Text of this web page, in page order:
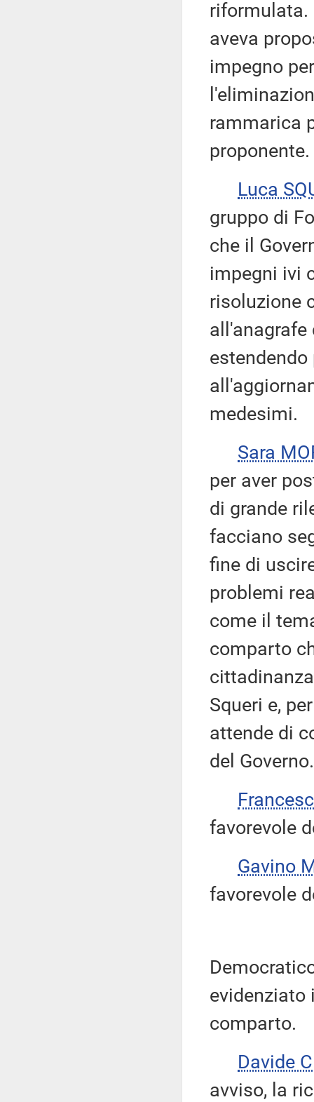
riformulata.
aveva
impegno
rammarica
proponente.
Luca
gruppo di
che il
impegni ivi
risoluzione
medesimi.
Sara
per aver
di grande
facciano
fine di
problemi
come il
comparto
Squeri e,
attende di
del Governo.
favorevole
Gavino
favorevole
evidenziato
comparto.
Davide
avviso, la